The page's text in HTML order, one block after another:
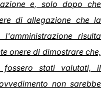
e, solo dopo che
di allegazione che la
risulta
onere di dimostrare che,
fossero stati valutati, il
non sarebbe